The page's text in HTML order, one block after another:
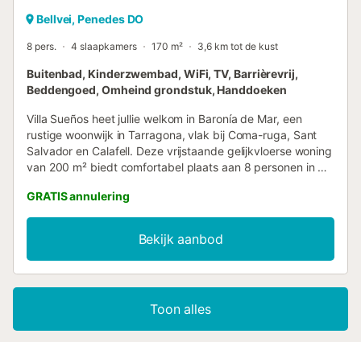
Bellvei, Penedes DO
8 pers. 4 slaapkamers 170 m² 3,6 km tot de kust
Buitenbad, Kinderzwembad, WiFi, TV, Barrièrevrij,
Beddengoed, Omheind grondstuk, Handdoeken
Villa Sueños heet jullie welkom in Baronía de Mar, een
rustige woonwijk in Tarragona, vlak bij Coma-ruga, Sant
Salvador en Calafell. Deze vrijstaande gelijkvloerse woning
van 200 m² biedt comfortabel plaats aan 8 personen in 4
een overdekte veranda van 32 m² met een ingebouwde
barbecue en een open patio. De keuken is volledig
uitgerust zodat jullie tijdens het verblijf zelf kunnen koken.
Tot de voorzieningen behoren snel mesh-wifi geschikt voor
videobellen, televisie, wasmachine, werkplek en
aanwezig. Zelf inchecken maakt aankomen eenvoudig.
Buiten genieten jullie van een privé zoutwaterzwembad
GRATIS annulering
Bekijk aanbod
Toon alles